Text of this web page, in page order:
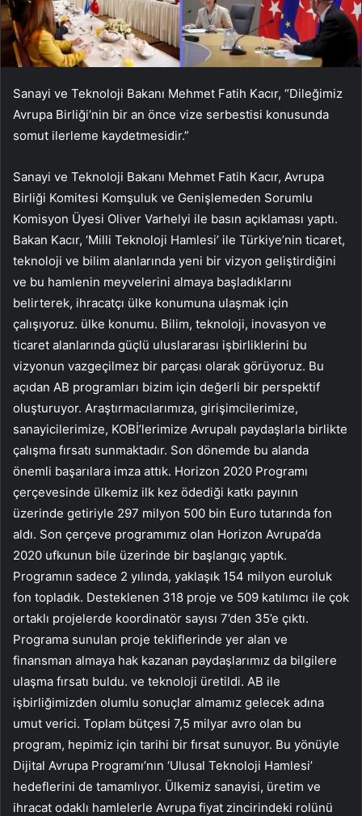
Sanayi ve Teknoloji Bakanı Mehmet Fatih Kacır, “Dileğimiz
Avrupa Birliği’nin bir an önce vize serbestisi konusunda
somut ilerleme kaydetmesidir.”
Sanayi ve Teknoloji Bakanı Mehmet Fatih Kacır, Avrupa
Birliği Komitesi Komşuluk ve Genişlemeden Sorumlu
Komisyon Üyesi Oliver Varhelyi ile basın açıklaması yaptı.
Bakan Kacır, ‘Milli Teknoloji Hamlesi’ ile Türkiye’nin ticaret,
teknoloji ve bilim alanlarında yeni bir vizyon geliştirdiğini
ve bu hamlenin meyvelerini almaya başladıklarını
belirterek, ihracatçı ülke konumuna ulaşmak için
çalışıyoruz. ülke konumu. Bilim, teknoloji, inovasyon ve
ticaret alanlarında güçlü uluslararası işbirliklerini bu
vizyonun vazgeçilmez bir parçası olarak görüyoruz. Bu
açıdan AB programları bizim için değerli bir perspektif
oluşturuyor. Araştırmacılarımıza, girişimcilerimize,
sanayicilerimize, KOBİ’lerimize Avrupalı ​​paydaşlarla birlikte
çalışma fırsatı sunmaktadır. Son dönemde bu alanda
önemli başarılara imza attık. Horizon 2020 Programı
çerçevesinde ülkemiz ilk kez ödediği katkı payının
üzerinde getiriyle 297 milyon 500 bin Euro tutarında fon
aldı. Son çerçeve programımız olan Horizon Avrupa’da
2020 ufkunun bile üzerinde bir başlangıç ​​yaptık.
Programın sadece 2 yılında, yaklaşık 154 milyon euroluk
fon topladık. Desteklenen 318 proje ve 509 katılımcı ile çok
ortaklı projelerde koordinatör sayısı 7’den 35’e çıktı.
Programa sunulan proje tekliflerinde yer alan ve
finansman almaya hak kazanan paydaşlarımız da bilgilere
ulaşma fırsatı buldu. ve teknoloji üretildi. AB ile
işbirliğimizden olumlu sonuçlar almamız gelecek adına
umut verici. Toplam bütçesi 7,5 milyar avro olan bu
program, hepimiz için tarihi bir fırsat sunuyor. Bu yönüyle
Dijital Avrupa Programı’nın ‘Ulusal Teknoloji Hamlesi’
hedeflerini de tamamlıyor. Ülkemiz sanayisi, üretim ve
ihracat odaklı hamlelerle Avrupa fiyat zincirindeki rolünü